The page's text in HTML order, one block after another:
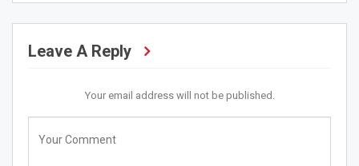
Leave A Reply
Your email address will not be published.